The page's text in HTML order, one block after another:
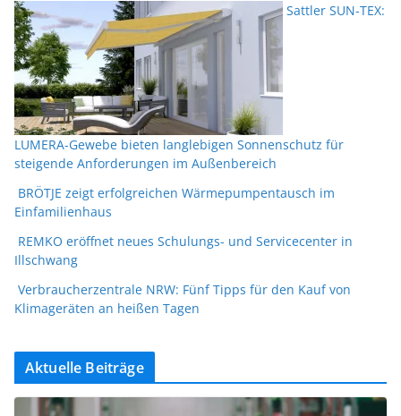
Sattler SUN-TEX:
LUMERA-Gewebe bieten langlebigen Sonnenschutz für
steigende Anforderungen im Außenbereich
BRÖTJE zeigt erfolgreichen Wärmepumpentausch im
Einfamilienhaus
REMKO eröffnet neues Schulungs- und Servicecenter in
Illschwang
Verbraucherzentrale NRW: Fünf Tipps für den Kauf von
Klimageräten an heißen Tagen
Aktuelle Beiträge